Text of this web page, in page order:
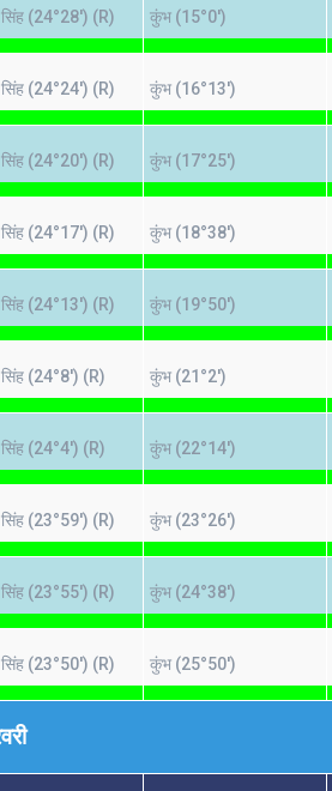
सिंह (24°28') (R) कुंभ (15°0')
सिंह (24°24') (R) कुंभ (16°13')
सिंह (24°20') (R) कुंभ (17°25')
सिंह (24°17') (R) कुंभ (18°38')
सिंह (24°13') (R) कुंभ (19°50')
सिंह (24°8') (R) कुंभ (21°2')
सिंह (24°4') (R) कुंभ (22°14')
सिंह (23°59') (R) कुंभ (23°26')
सिंह (23°55') (R) कुंभ (24°38')
सिंह (23°50') (R) कुंभ (25°50')